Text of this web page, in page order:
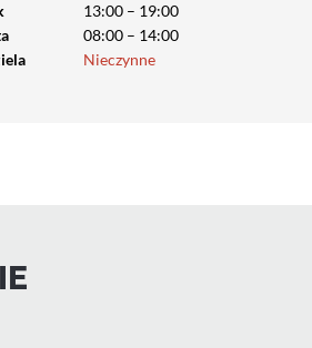
13:00 – 19:00
08:00 – 14:00
Nieczynne